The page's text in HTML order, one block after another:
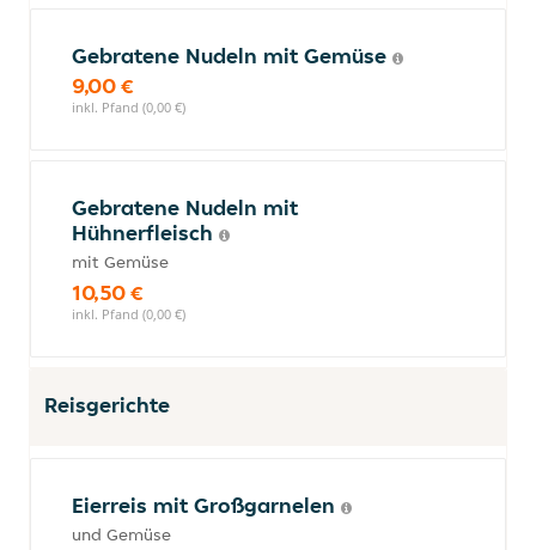
Gebratene Nudeln mit Gemüse
9,00 €
inkl. Pfand (0,00 €)
Gebratene Nudeln mit
Hühnerfleisch
mit Gemüse
10,50 €
inkl. Pfand (0,00 €)
Reisgerichte
Eierreis mit Großgarnelen
und Gemüse